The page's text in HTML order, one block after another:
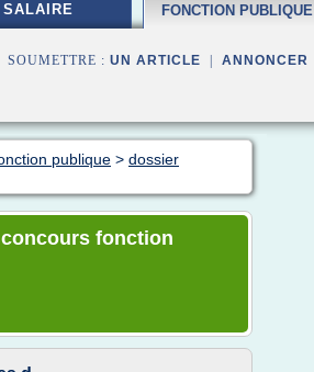
SALAIRE FONCTION PUBLIQUE
: UN ARTICLE ANNONCER
publique > dossier
fonction